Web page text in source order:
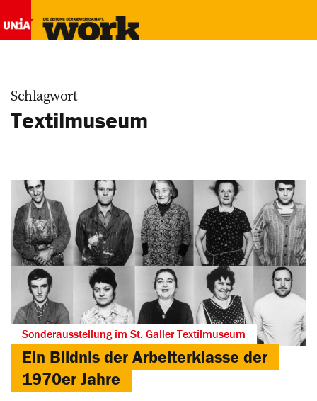
Schlagwort
Textilmuseum
Sonderausstellung im St. Galler Textilmuseum
Ein Bildnis der Arbeiterklasse der
1970er Jahre